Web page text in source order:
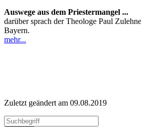
Auswege aus dem Priestermangel ...
darüber sprach der Theologe Paul
Bayern.
mehr...
Zuletzt geändert am 09­.08.2019